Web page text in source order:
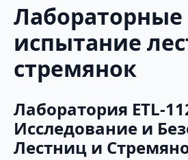
Лабораторные
испытание
стремянок
Лаборатория ETL-
Исследование и
Лестниц и